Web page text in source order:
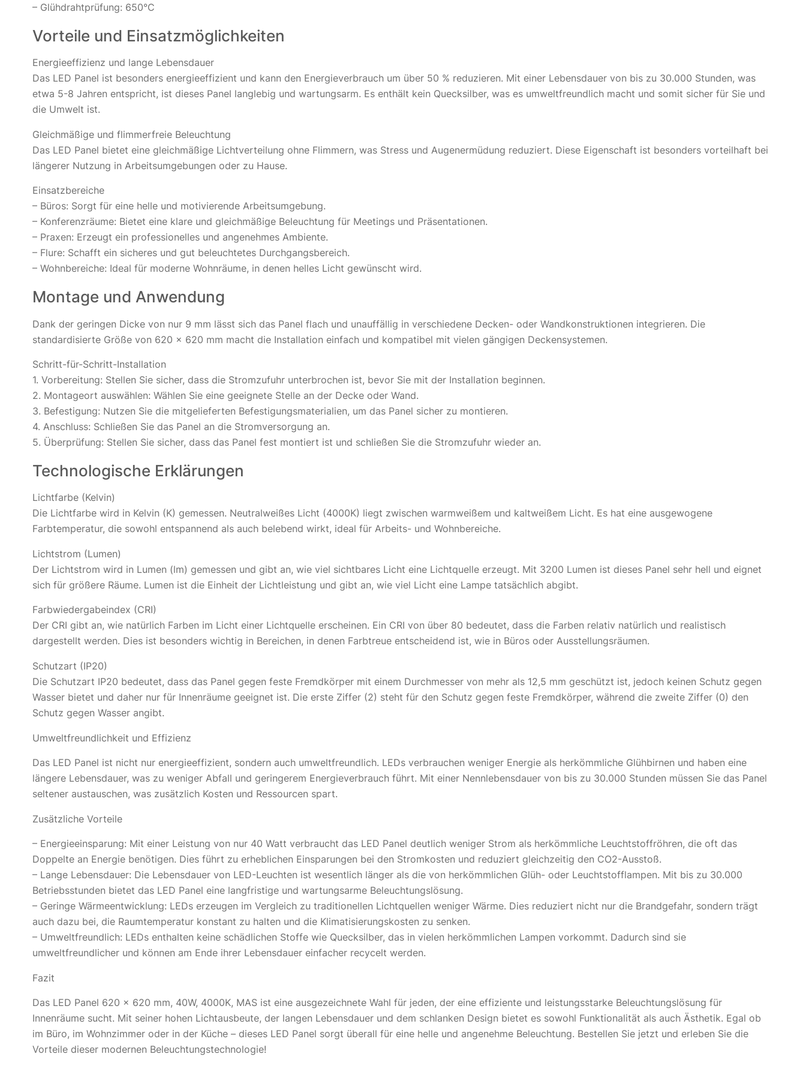
– Glühdrahtprüfung: 650°C
Vorteile und Einsatzmöglichkeiten
Energieeffizienz und lange Lebensdauer
Das LED Panel ist besonders energieeffizient und kann den Energieverbrauch um über 50 % reduzieren. Mit einer Lebensdauer von bis zu 30.000 Stunden, was
etwa 5-8 Jahren entspricht, ist dieses Panel langlebig und wartungsarm. Es enthält kein Quecksilber, was es umweltfreundlich macht und somit sicher für Sie und
die Umwelt ist.
Gleichmäßige und flimmerfreie Beleuchtung
Das LED Panel bietet eine gleichmäßige Lichtverteilung ohne Flimmern, was Stress und Augenermüdung reduziert. Diese Eigenschaft ist besonders vorteilhaft bei
längerer Nutzung in Arbeitsumgebungen oder zu Hause.
Einsatzbereiche
– Büros: Sorgt für eine helle und motivierende Arbeitsumgebung.
– Konferenzräume: Bietet eine klare und gleichmäßige Beleuchtung für Meetings und Präsentationen.
– Praxen: Erzeugt ein professionelles und angenehmes Ambiente.
– Flure: Schafft ein sicheres und gut beleuchtetes Durchgangsbereich.
– Wohnbereiche: Ideal für moderne Wohnräume, in denen helles Licht gewünscht wird.
Montage und Anwendung
Dank der geringen Dicke von nur 9 mm lässt sich das Panel flach und unauffällig in verschiedene Decken- oder Wandkonstruktionen integrieren. Die
standardisierte Größe von 620 x 620 mm macht die Installation einfach und kompatibel mit vielen gängigen Deckensystemen.
Schritt-für-Schritt-Installation
1. Vorbereitung: Stellen Sie sicher, dass die Stromzufuhr unterbrochen ist, bevor Sie mit der Installation beginnen.
2. Montageort auswählen: Wählen Sie eine geeignete Stelle an der Decke oder Wand.
3. Befestigung: Nutzen Sie die mitgelieferten Befestigungsmaterialien, um das Panel sicher zu montieren.
4. Anschluss: Schließen Sie das Panel an die Stromversorgung an.
5. Überprüfung: Stellen Sie sicher, dass das Panel fest montiert ist und schließen Sie die Stromzufuhr wieder an.
Technologische Erklärungen
Lichtfarbe (Kelvin)
Die Lichtfarbe wird in Kelvin (K) gemessen. Neutralweißes Licht (4000K) liegt zwischen warmweißem und kaltweißem Licht. Es hat eine ausgewogene
Farbtemperatur, die sowohl entspannend als auch belebend wirkt, ideal für Arbeits- und Wohnbereiche.
Lichtstrom (Lumen)
Der Lichtstrom wird in Lumen (lm) gemessen und gibt an, wie viel sichtbares Licht eine Lichtquelle erzeugt. Mit 3200 Lumen ist dieses Panel sehr hell und eignet
sich für größere Räume. Lumen ist die Einheit der Lichtleistung und gibt an, wie viel Licht eine Lampe tatsächlich abgibt.
Farbwiedergabeindex (CRI)
Der CRI gibt an, wie natürlich Farben im Licht einer Lichtquelle erscheinen. Ein CRI von über 80 bedeutet, dass die Farben relativ natürlich und realistisch
dargestellt werden. Dies ist besonders wichtig in Bereichen, in denen Farbtreue entscheidend ist, wie in Büros oder Ausstellungsräumen.
Schutzart (IP20)
Die Schutzart IP20 bedeutet, dass das Panel gegen feste Fremdkörper mit einem Durchmesser von mehr als 12,5 mm geschützt ist, jedoch keinen Schutz gegen
Wasser bietet und daher nur für Innenräume geeignet ist. Die erste Ziffer (2) steht für den Schutz gegen feste Fremdkörper, während die zweite Ziffer (0) den
Schutz gegen Wasser angibt.
Umweltfreundlichkeit und Effizienz
Das LED Panel ist nicht nur energieeffizient, sondern auch umweltfreundlich. LEDs verbrauchen weniger Energie als herkömmliche Glühbirnen und haben eine
längere Lebensdauer, was zu weniger Abfall und geringerem Energieverbrauch führt. Mit einer Nennlebensdauer von bis zu 30.000 Stunden müssen Sie das Panel
seltener austauschen, was zusätzlich Kosten und Ressourcen spart.
Zusätzliche Vorteile
– Energieeinsparung: Mit einer Leistung von nur 40 Watt verbraucht das LED Panel deutlich weniger Strom als herkömmliche Leuchtstoffröhren, die oft das
Doppelte an Energie benötigen. Dies führt zu erheblichen Einsparungen bei den Stromkosten und reduziert gleichzeitig den CO2-Ausstoß.
– Lange Lebensdauer: Die Lebensdauer von LED-Leuchten ist wesentlich länger als die von herkömmlichen Glüh- oder Leuchtstofflampen. Mit bis zu 30.000
Betriebsstunden bietet das LED Panel eine langfristige und wartungsarme Beleuchtungslösung.
– Geringe Wärmeentwicklung: LEDs erzeugen im Vergleich zu traditionellen Lichtquellen weniger Wärme. Dies reduziert nicht nur die Brandgefahr, sondern trägt
auch dazu bei, die Raumtemperatur konstant zu halten und die Klimatisierungskosten zu senken.
– Umweltfreundlich: LEDs enthalten keine schädlichen Stoffe wie Quecksilber, das in vielen herkömmlichen Lampen vorkommt. Dadurch sind sie
umweltfreundlicher und können am Ende ihrer Lebensdauer einfacher recycelt werden.
Fazit
Das LED Panel 620 x 620 mm, 40W, 4000K, MAS ist eine ausgezeichnete Wahl für jeden, der eine effiziente und leistungsstarke Beleuchtungslösung für
Innenräume sucht. Mit seiner hohen Lichtausbeute, der langen Lebensdauer und dem schlanken Design bietet es sowohl Funktionalität als auch Ästhetik. Egal ob
im Büro, im Wohnzimmer oder in der Küche – dieses LED Panel sorgt überall für eine helle und angenehme Beleuchtung. Bestellen Sie jetzt und erleben Sie die
Vorteile dieser modernen Beleuchtungstechnologie!